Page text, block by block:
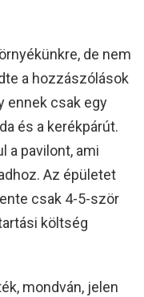
de nem
a hozzászólások
ennek csak egy
és a kerékpárút.
a pavilont, ami
Az épületet
csak 4-5-ször
költség
mondván, jelen